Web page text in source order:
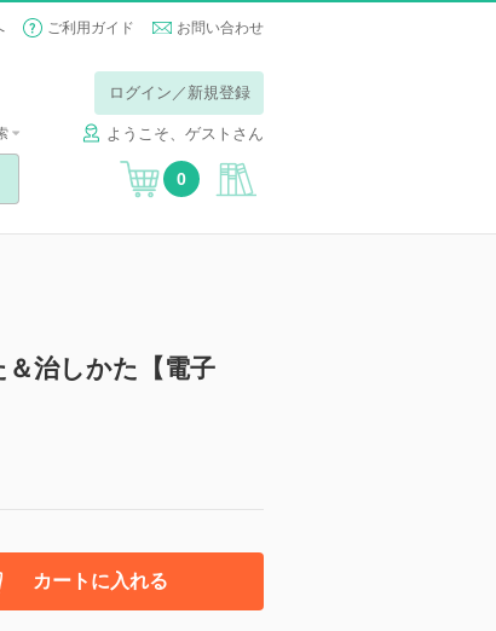
ご利用ガイド お問い合わせ
ログイン／新規登録
ようこそ、ゲストさん
0
治しかた【電子
カートに入れる